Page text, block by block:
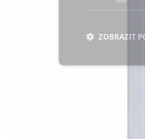
ZOBRAZIT
Nezbytně nutné
stránky nelze bez